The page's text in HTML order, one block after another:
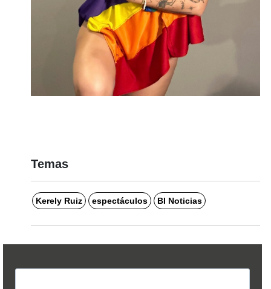
Temas
Kerely Ruiz espectáculos BI Noticias